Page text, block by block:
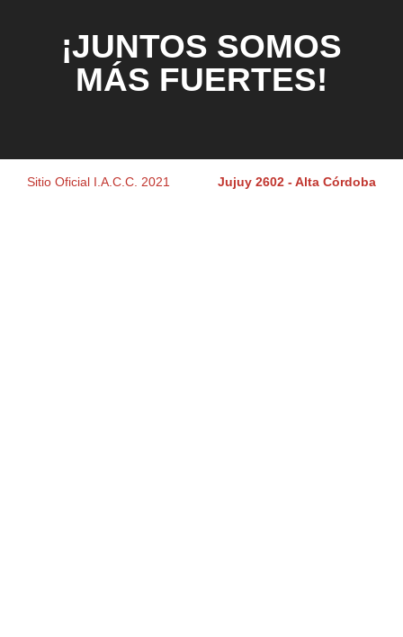
¡JUNTOS SOMOS
MÁS FUERTES!
Sitio Oficial I.A.C.C. 2021 Jujuy 2602 - Alta Córdoba